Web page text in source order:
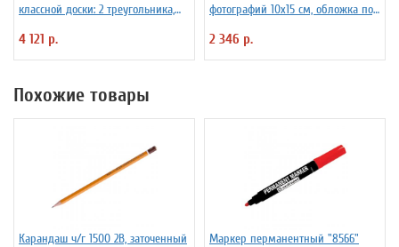
классной доски: 2 треугольника,
100 см
4 121 р.
фотографий 10х15 см, обложка под
рамка для фотографий
2 346 р.
Похожие товары
Карандаш ч/г 1500 2B, заточенный
Маркер перманентный "8566"